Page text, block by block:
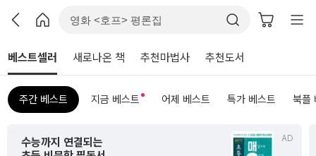
베스트셀러 새로나온 책 추천마법사 추천도서
주간 베스트 지금 베스트 어제 베스트 특가 베스트 북플
AD
수능까지 연결되는